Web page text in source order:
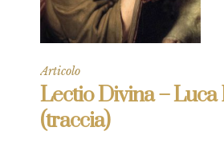
Articolo
Lectio Divina – Luca
(traccia)